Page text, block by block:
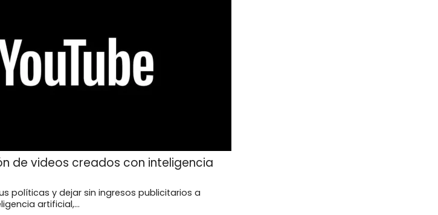
de videos creados con inteligencia
políticas y dejar sin ingresos publicitarios a
artificial,...